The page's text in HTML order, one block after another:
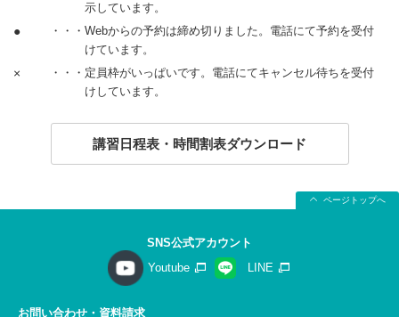
示しています。
●
・・・Webからの予約は締め切りました。電話にて予約を受付
けています。
×
・・・定員枠がいっぱいです。電話にてキャンセル待ちを受付
けしています。
講習日程表・時間割表ダウンロード
ページトップへ
SNS公式アカウント
Youtube
LINE
お問い合わせ・資料請求